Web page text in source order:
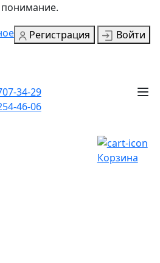
Регистрация Войти
34-29
46-06
Корзина